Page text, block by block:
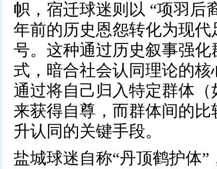
帜，宿迁球迷则以 “项羽后
年前的历史恩怨转化为现代
号。这种通过历史叙事强化
式，暗合社会认同理论的
通过将自己归入特定群体
来获得自尊，而群体间的
升认同的关键手段。
盐城球迷自称“丹顶鹤护体”